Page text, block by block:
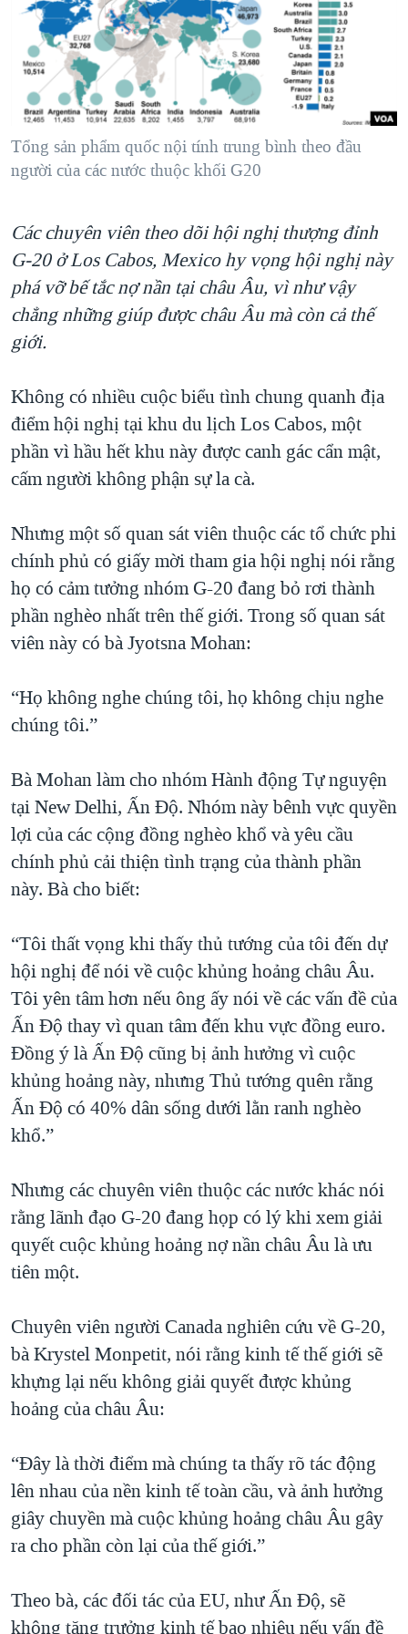
"Tìm"NGƯỜI VIỆT HẢI NGOẠI
ĐỜI SỐNG
KINH TẾ
KHOA HỌC
SỨC KHOẺ
TẠI
HÀNH TRÌNH BẦU CỬ 2024
MỘT NĂM CHIẾN TRANH TẠI DẢI GAZA
GIẢI MÃ VÀNH ĐAI & CON ĐƯỜNG
TRỊNH VĨNH BÌNH - NGƯỜI HẠ 'BÊN THẮNG CUỘC'
CHI PHÍ CHIẾN TRANH AFGHANISTAN
CÁC GIÁ TRỊ CỘNG HÒA Ở VIỆT NAM
THƯỢNG ĐỈNH TRUMP-KIM TẠI VIỆT NAM
TRỊNH VĨNH BÌNH VS. CHÍNH PHỦ VIỆT NAM
BÊN KIA QUỐC LỘ: TIẾNG VỌNG TỪ NÔNG THÔN MỸ
QUAN HỆ VIỆT MỸ
VIDEO
NGHE
MẠNG XÃ HỘI
Tổng sản phẩm quốc nội tính trung bình theo đầu
người của các nước thuộc khối G20
Các chuyên viên theo dõi hội nghị thượng đỉnh
G-20 ở Los Cabos, Mexico hy vọng hội nghị này
phá vỡ bế tắc nợ nần tại châu Âu, vì như vậy
chẳng những giúp được châu Âu mà còn cả thế
giới.
Không có nhiều cuộc biểu tình chung quanh địa
điểm hội nghị tại khu du lịch Los Cabos, một
phần vì hầu hết khu này được canh gác cẩn mật,
cấm người không phận sự la cà.
Nhưng một số quan sát viên thuộc các tổ chức phi
chính phủ có giấy mời tham gia hội nghị nói rằng
họ có cảm tưởng nhóm G-20 đang bỏ rơi thành
phần nghèo nhất trên thế giới. Trong số quan sát
viên này có bà Jyotsna Mohan:
“Họ không nghe chúng tôi, họ không chịu nghe
chúng tôi.”
Bà Mohan làm cho nhóm Hành động Tự nguyện
tại New Delhi, Ấn Độ. Nhóm này bênh vực quyền
lợi của các cộng đồng nghèo khổ và yêu cầu
chính phủ cải thiện tình trạng của thành phần
này. Bà cho biết:
“Tôi thất vọng khi thấy thủ tướng của tôi đến dự
hội nghị để nói về cuộc khủng hoảng châu Âu.
Tôi yên tâm hơn nếu ông ấy nói về các vấn đề của
Ấn Độ thay vì quan tâm đến khu vực đồng euro.
Đồng ý là Ấn Độ cũng bị ảnh hưởng vì cuộc
khủng hoảng này, nhưng Thủ tướng quên rằng
Ấn Độ có 40% dân sống dưới lằn ranh nghèo
khổ.”
Nhưng các chuyên viên thuộc các nước khác nói
rằng lãnh đạo G-20 đang họp có lý khi xem giải
quyết cuộc khủng hoảng nợ nần châu Âu là ưu
tiên một.
Chuyên viên người Canada nghiên cứu về G-20,
bà Krystel Monpetit, nói rằng kinh tế thế giới sẽ
khựng lại nếu không giải quyết được khủng
hoảng của châu Âu:
“Đây là thời điểm mà chúng ta thấy rõ tác động
lên nhau của nền kinh tế toàn cầu, và ảnh hưởng
giây chuyền mà cuộc khủng hoảng châu Âu gây
ra cho phần còn lại của thế giới.”
Theo bà, các đối tác của EU, như Ấn Độ, sẽ
không tăng trưởng kinh tế bao nhiêu nếu vấn đề